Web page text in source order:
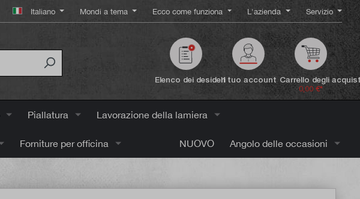
Italiano Mondi a tema Ecco come funziona L'azienda Servizio
Elenco dei desideriIl tuo account Carrello degli
0,00 €*
Piallatura Lavorazione della lamiera
Forniture per officina NUOVO Angolo delle occasioni